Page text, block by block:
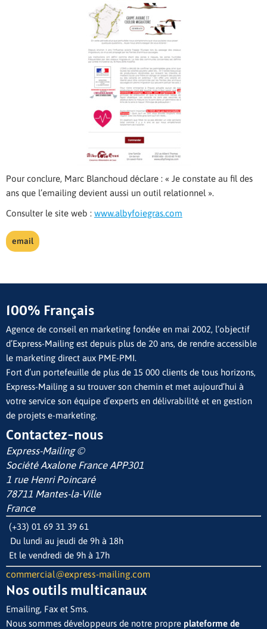
Pour conclure, Marc Blanchoud déclare : « Je constate au fil des
ans que l’emailing devient aussi un outil relationnel ».
Consulter le site web : www.albyfoiegras.com
email
100% Français
Agence de conseil en marketing fondée en mai 2002, l’objectif
d’Express-Mailing est depuis plus de 20 ans, de rendre accessible
le marketing direct aux PME-PMI.
Fort d’un portefeuille de plus de 15 000 clients de tous horizons,
Express-Mailing a su trouver son chemin et met aujourd’hui à
votre service son équipe d’experts en délivrabilité et en gestion
de projets e-marketing.
Contactez-nous
Express-Mailing ©
Société Axalone France APP301
1 rue Henri Poincaré
78711 Mantes-la-Ville
France
(+33) 01 69 31 39 61
Du lundi au jeudi de 9h à 18h
Et le vendredi de 9h à 17h
commercial@express-mailing.com
Nos outils multicanaux
Emailing, Fax et Sms.
Nous sommes développeurs de notre propre plateforme de